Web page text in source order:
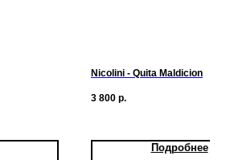
Nicolini - Quita Maldicion
3 800 р.
Подробнее